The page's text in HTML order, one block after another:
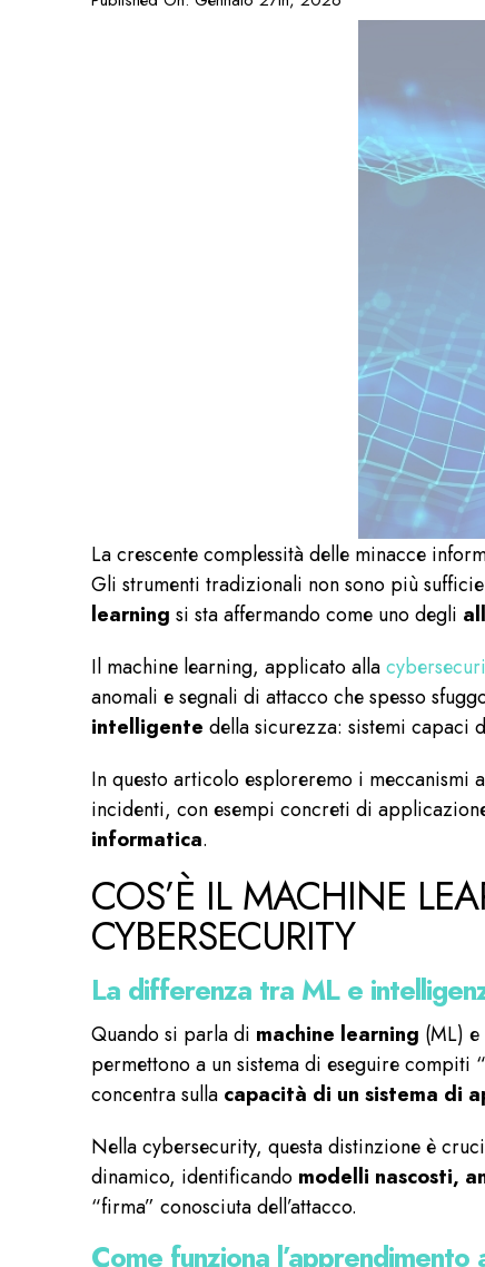
La crescente complessità delle minacce
Gli strumenti tradizionali non sono più
learning si sta affermando come uno degli
Il machine learning, applicato alla
anomali e segnali di attacco che spesso
intelligente della sicurezza: sistemi capaci
In questo articolo esploreremo i meccanismi
incidenti, con esempi concreti di
informatica.
COS’È IL MACHINE
CYBERSECURITY
La differenza tra ML e
Quando si parla di machine learning (ML) e
permettono a un sistema di eseguire compiti
concentra sulla capacità di un sistema di
Nella cybersecurity, questa distinzione è
dinamico, identificando modelli nascosti,
“firma” conosciuta dell’attacco.
Come funziona